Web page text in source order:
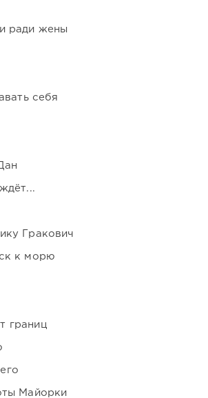
ради жены
себя
Гракович
к морю
границ
Майорки